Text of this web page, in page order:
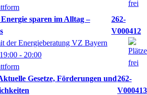
sparen im Alltag –
262-
V000412
der Energieberatung VZ Bayern
19:00 - 20:00
Gesetze, Förderungen und262-
V000413